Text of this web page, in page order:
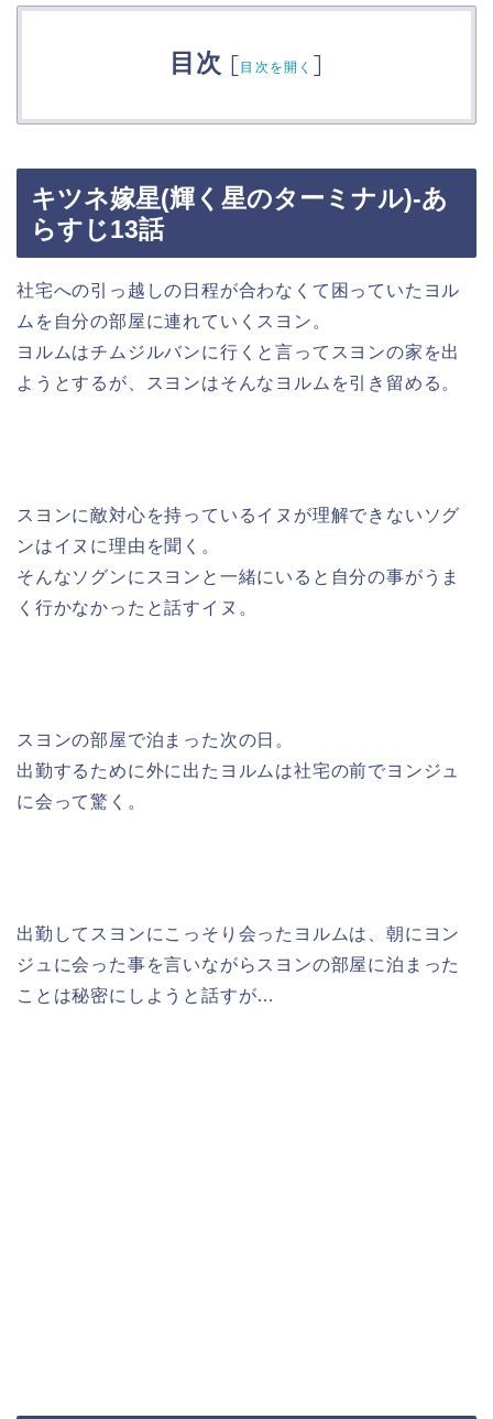
目次 [目次を開く ]
キツネ嫁星(輝く星のターミナル)-あ
らすじ13話
社宅への引っ越しの日程が合わなくて困っていたヨル
ムを自分の部屋に連れていくスヨン。
ヨルムはチムジルバンに行くと言ってスヨンの家を出
ようとするが、スヨンはそんなヨルムを引き留める。
スヨンに敵対心を持っているイヌが理解できないソグ
ンはイヌに理由を聞く。
そんなソグンにスヨンと一緒にいると自分の事がうま
く行かなかったと話すイヌ。
スヨンの部屋で泊まった次の日。
出勤するために外に出たヨルムは社宅の前でヨンジュ
に会って驚く。
出勤してスヨンにこっそり会ったヨルムは、朝にヨン
ジュに会った事を言いながらスヨンの部屋に泊まった
ことは秘密にしようと話すが…